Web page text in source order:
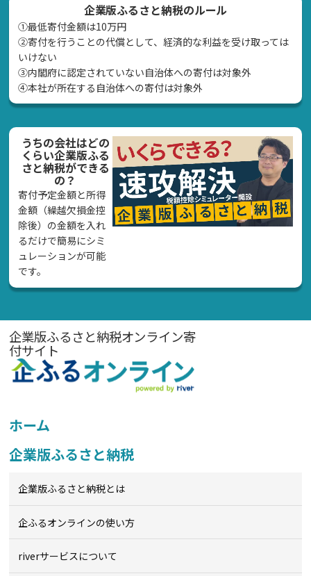
企業版ふるさと納税のルール
①最低寄付金額は10万円
②寄付を行うことの代償として、経済的な利益を受け取っては
いけない
➂内閣府に認定されていない自治体への寄付は対象外
④本社が所在する自治体への寄付は対象外
うちの会社はどの
くらい企業版ふる
さと納税ができる
の？
寄付予定金額と所得
金額（繰越欠損金控
除後）の金額を入れ
るだけで簡易にシミ
ュレーションが可能
です。
企業版ふるさと納税オンライン寄
付サイト
ホーム
企業版ふるさと納税
企業版ふるさと納税とは
企ふるオンラインの使い方
riverサービスについて